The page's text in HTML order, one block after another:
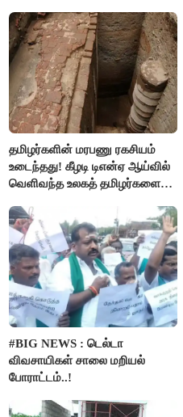
தமிழர்களின் மரபணு ரகசியம்
உடைந்தது! கீழடி டிஎன்ஏ ஆய்வில்
வெளிவந்த உலகத் தமிழர்களை
#BIG NEWS : டெல்டா
விவசாயிகள் சாலை மறியல்
போராட்டம்..!